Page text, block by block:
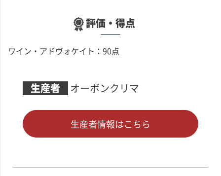
評価・得点
ワイン・アドヴォケイト：90点
生産者 オーボンクリマ
生産者情報はこちら